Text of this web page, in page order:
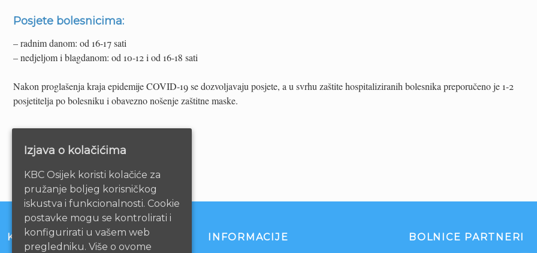
Posjete bolesnicima:
– radnim danom: od 16-17 sati
– nedjeljom i blagdanom: od 10-12 i od 16-18 sati
Nakon proglašenja kraja epidemije COVID-19 se dozvoljavaju posjete, a u svrhu zaštite hospitaliziranih bolesnika preporučeno je 1-2
posjetitelja po bolesniku i obavezno nošenje zaštitne maske.
KONTAKT INFORMACIJE BOLNICE PARTNERI
Izjava o kolačićima
KBC Osijek koristi kolačiće za
pružanje boljeg korisničkog
iskustva i funkcionalnosti. Cookie
postavke mogu se kontrolirati i
konfigurirati u vašem web
pregledniku. Više o ovome